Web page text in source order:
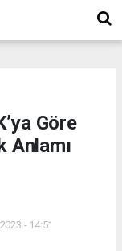
Göre
Anlamı
- 14:51